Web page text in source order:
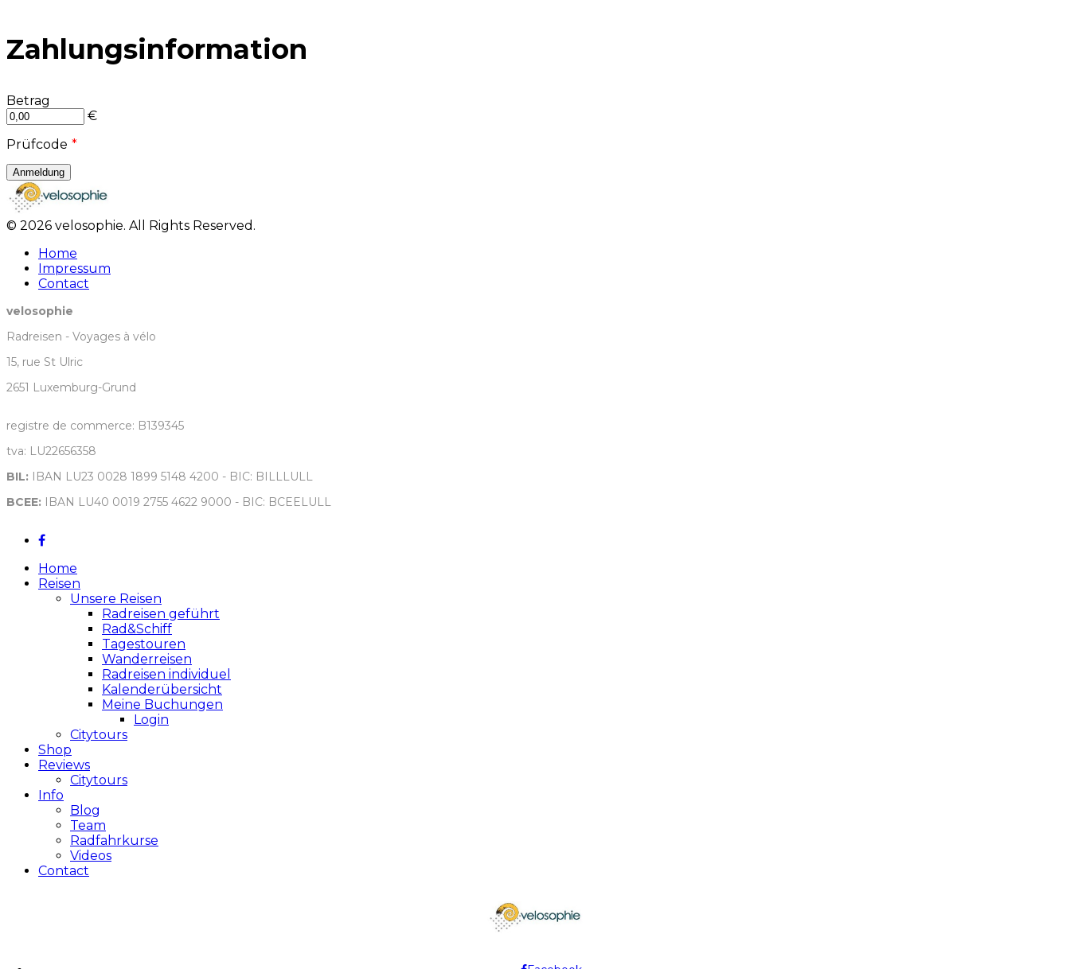
Zahlungsinformation
Betrag
€
Prüfcode *
© 2026 velosophie. All Rights Reserved.
Home
Impressum
Contact
velosophie
Radreisen - Voyages à vélo
15, rue St Ulric
2651 Luxemburg-Grund
registre de commerce: B139345
tva: LU22656358
BIL:
IBAN LU23 0028 1899 5148 4200 - BIC: BILLLULL
BCEE:
IBAN LU40 0019 2755 4622 9000 - BIC: BCEELULL
Home
Reisen
Unsere Reisen
Radreisen geführt
Rad&Schiff
Tagestouren
Wanderreisen
Radreisen individuel
Kalenderübersicht
Meine Buchungen
Login
Citytours
Shop
Reviews
Citytours
Info
Blog
Team
Radfahrkurse
Videos
Contact